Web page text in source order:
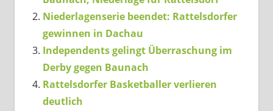
Niederlagenserie beendet: Rattelsdorfer
gewinnen in Dachau
Independents gelingt Überraschung im
Derby gegen Baunach
Rattelsdorfer Basketballer verlieren
deutlich